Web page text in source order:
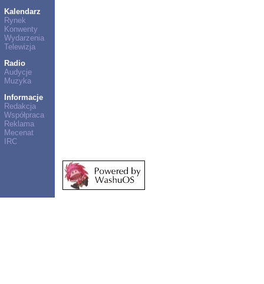
Kalendarz
Rynek
Konwenty
Wydarzenia
Telewizja
Radio
Audycje
Muzyka
Informacje
Redakcja
Współpraca
Reklama
Mecenat
IRC